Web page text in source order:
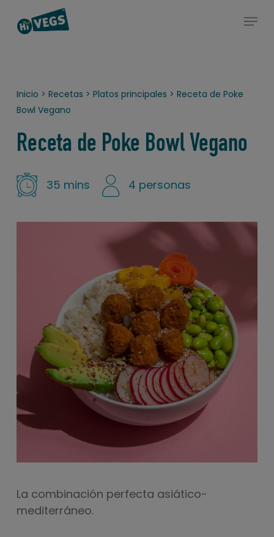
Estás en un post que pertenece al menos a una de las
categorías: entrantes, platos principales o postres
Menu
Inicio > Recetas > Platos principales > Receta de Poke
Bowl Vegano
Receta de Poke Bowl Vegano
35 mins 4 personas
La combinación perfecta asiático-
mediterráneo.